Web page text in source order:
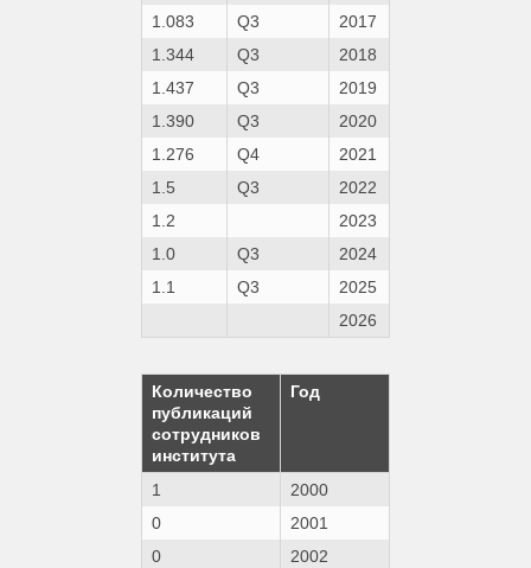
1.083
Q3
2017
1.344
Q3
2018
1.437
Q3
2019
1.390
Q3
2020
1.276
Q4
2021
1.5
Q3
2022
1.2
2023
1.0
Q3
2024
1.1
Q3
2025
2026
Количество
публикаций
сотрудников
института
Год
1
2000
0
2001
0
2002